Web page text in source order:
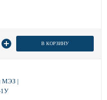
В КОРЗИНУ